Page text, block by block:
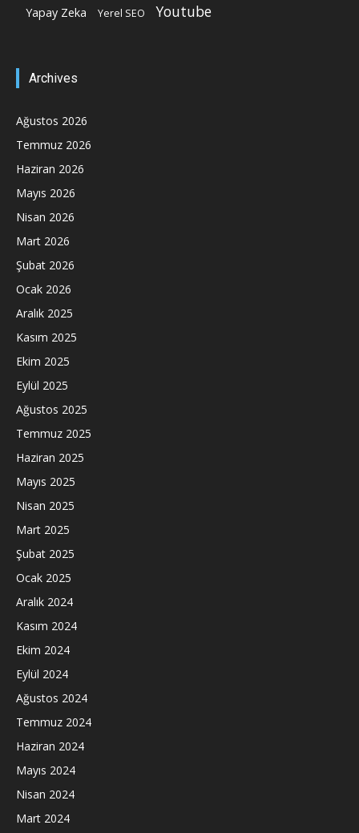
Yapay Zeka Yerel SEO Youtube
Archives
Ağustos 2026
Temmuz 2026
Haziran 2026
Mayıs 2026
Nisan 2026
Mart 2026
Şubat 2026
Ocak 2026
Aralık 2025
Kasım 2025
Ekim 2025
Eylül 2025
Ağustos 2025
Temmuz 2025
Haziran 2025
Mayıs 2025
Nisan 2025
Mart 2025
Şubat 2025
Ocak 2025
Aralık 2024
Kasım 2024
Ekim 2024
Eylül 2024
Ağustos 2024
Temmuz 2024
Haziran 2024
Mayıs 2024
Nisan 2024
Mart 2024